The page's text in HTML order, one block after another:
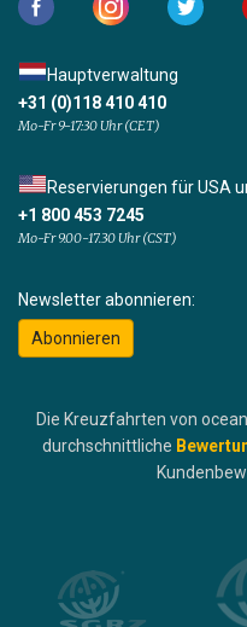
Hauptverwaltung
+31 (0)118 410 410
Mo-Fr 9-17:30 Uhr (CET)
Reservierungen für USA
+1 800 453 7245
Mo-Fr 9.00-17.30 Uhr (CST)
Newsletter abonnieren:
Abonnieren
Die Kreuzfahrten von
durchschnittliche